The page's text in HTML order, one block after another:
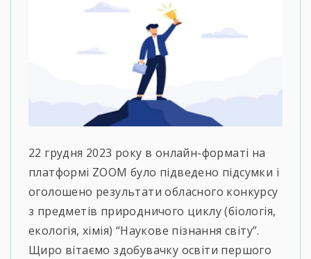
22 грудня 2023 року в онлайн-форматі на
платформі ZOOM було підведено підсумки і
оголошено результати обласного конкурсу
з предметів природничого циклу (біологія,
екологія, хімія) “Наукове пізнання світу”.
Щиро вітаємо здобувачку освіти першого